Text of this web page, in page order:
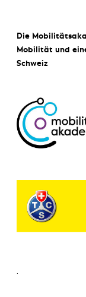
Die
Mobilität und
Schweiz
.